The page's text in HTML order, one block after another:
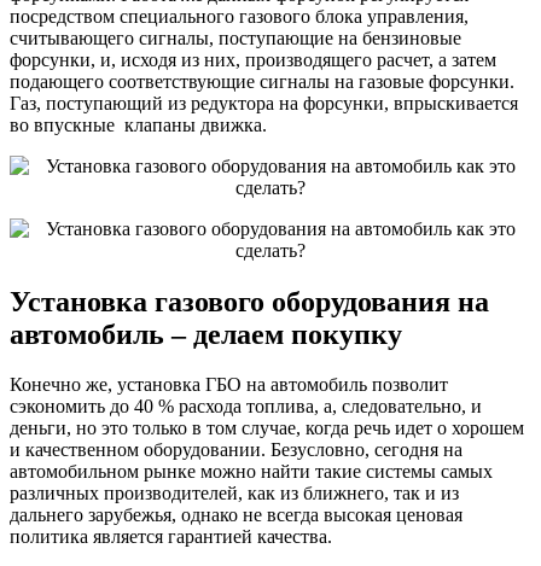
посредством специального газового блока управления,
считывающего сигналы, поступающие на бензиновые
форсунки, и, исходя из них, производящего расчет, а затем
подающего соответствующие сигналы на газовые форсунки.
Газ, поступающий из редуктора на форсунки, впрыскивается
во впускные клапаны движка.
Установка газового оборудования на
автомобиль – делаем покупку
Конечно же, установка ГБО на автомобиль позволит
сэкономить до 40 % расхода топлива, а, следовательно, и
деньги, но это только в том случае, когда речь идет о хорошем
и качественном оборудовании. Безусловно, сегодня на
автомобильном рынке можно найти такие системы самых
различных производителей, как из ближнего, так и из
дальнего зарубежья, однако не всегда высокая ценовая
политика является гарантией качества.